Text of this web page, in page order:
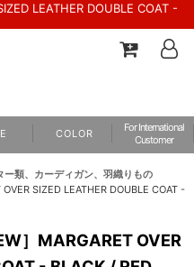
LEATHER DOUBLE COAT -
C O L O R
For International
Customer
類、カーディガン、羽織りもの
OVER SIZED LEATHER DOUBLE COAT -
］MARGARET OVER